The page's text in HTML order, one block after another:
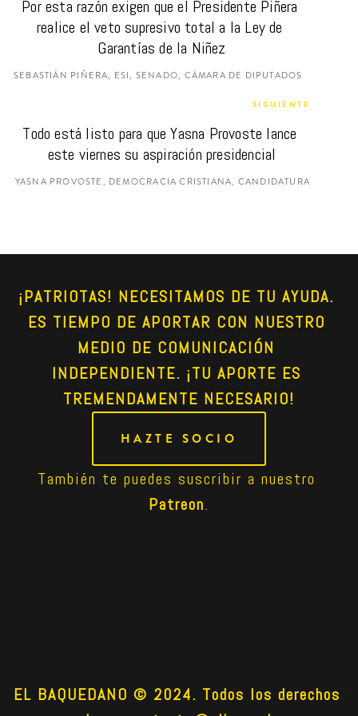
Por esta razón exigen que el Presidente Piñera
realice el veto supresivo total a la Ley de
Garantías de la Niñez
SEBASTIÁN PIÑERA, ESI, SENADO, CÁMARA DE DIPUTADOS
SIGUIENTE
Todo está listo para que Yasna Provoste lance
este viernes su aspiración presidencial
YASNA PROVOSTE, DEMOCRACIA CRISTIANA, CANDIDATURA
¡PATRIOTAS! NECESITAMOS DE TU AYUDA.
ES TIEMPO DE APORTAR CON NUESTRO
MEDIO DE COMUNICACIÓN
INDEPENDIENTE. ¡TU APORTE ES
TREMENDAMENTE NECESARIO!
HAZTE SOCIO
Patreon.
EL BAQUEDANO © 2024. Todos los derechos